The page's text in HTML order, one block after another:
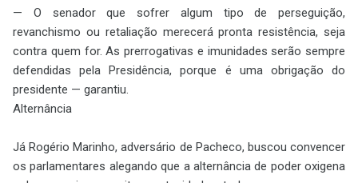
— O senador que sofrer algum tipo de perseguição,
revanchismo ou retaliação merecerá pronta resistência, seja
contra quem for. As prerrogativas e imunidades serão sempre
defendidas pela Presidência, porque é uma obrigação do
presidente — garantiu.
Alternância
Já Rogério Marinho, adversário de Pacheco, buscou convencer
os parlamentares alegando que a alternância de poder oxigena